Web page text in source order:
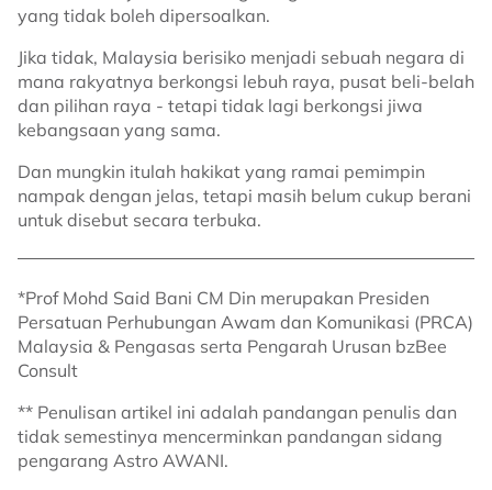
yang tidak boleh dipersoalkan.
Jika tidak, Malaysia berisiko menjadi sebuah negara di
mana rakyatnya berkongsi lebuh raya, pusat beli-belah
dan pilihan raya - tetapi tidak lagi berkongsi jiwa
kebangsaan yang sama.
Dan mungkin itulah hakikat yang ramai pemimpin
nampak dengan jelas, tetapi masih belum cukup berani
untuk disebut secara terbuka.
*Prof Mohd Said Bani CM Din merupakan Presiden
Persatuan Perhubungan Awam dan Komunikasi (PRCA)
Malaysia & Pengasas serta Pengarah Urusan bzBee
Consult
** Penulisan artikel ini adalah pandangan penulis dan
tidak semestinya mencerminkan pandangan sidang
pengarang Astro AWANI.